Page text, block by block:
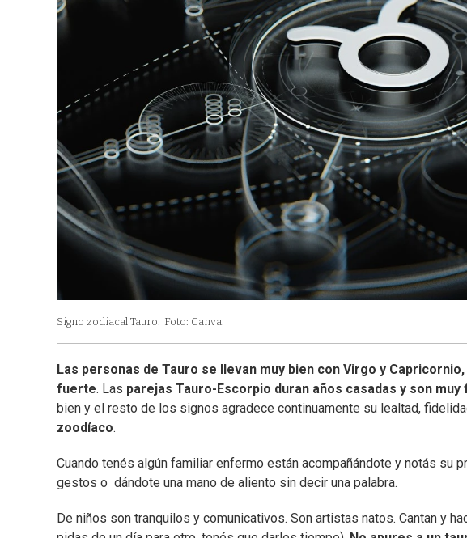
Signo zodiacal Tauro. Foto: Canva.
Las personas de Tauro se llevan muy bien con Virgo y
fuerte. Las parejas Tauro-Escorpio duran años casadas y son muy
bien y el resto de los signos agradece continuamente su lealtad,
zoodíaco.
Cuando tenés algún familiar enfermo están acompañándote y notás su
gestos o dándote una mano de aliento sin decir una palabra.
De niños son tranquilos y comunicativos. Son artistas natos. Cantan y